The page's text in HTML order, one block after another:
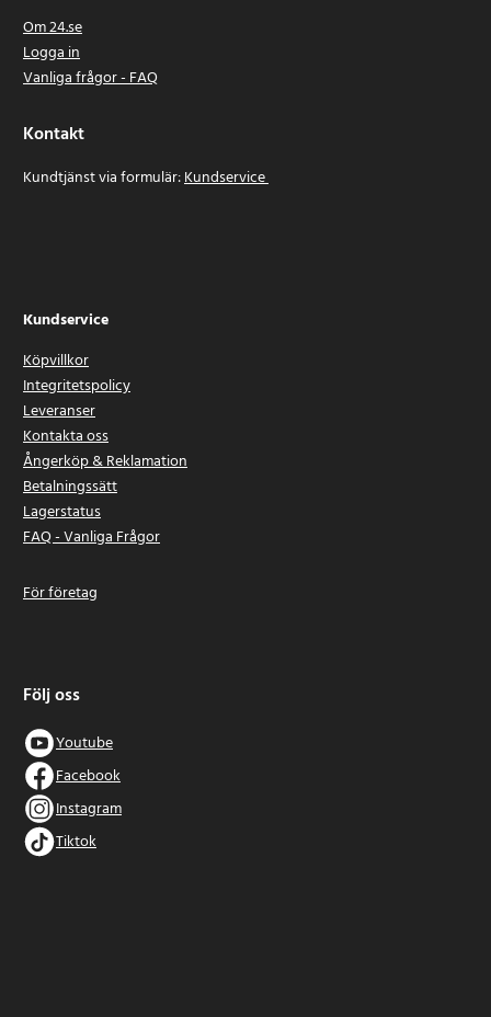
Om 24.se
Logga in
Vanliga frågor - FAQ
Kontakt
Kundtjänst via formulär:Kundservice
Kundservice
Köpvillkor
Integritetspolicy
Leveranser
Kontakta oss
Ångerköp & Reklamation
Betalningssätt
Lagerstatus
FAQ - Vanliga Frågor
För företag
Följ oss
Youtube
Facebook
Instagram
Tiktok